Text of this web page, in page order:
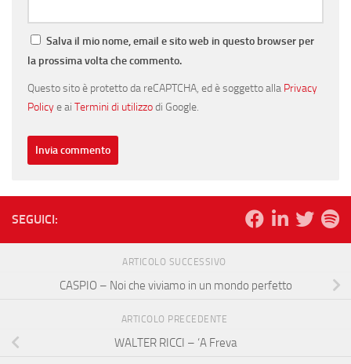
Salva il mio nome, email e sito web in questo browser per
la prossima volta che commento.
Questo sito è protetto da reCAPTCHA, ed è soggetto alla Privacy
Policye ai Termini di utilizzodi Google.
SEGUICI:
ARTICOLO SUCCESSIVO
CASPIO – Noi che viviamo in un mondo perfetto
ARTICOLO PRECEDENTE
WALTER RICCI – ‘A Freva